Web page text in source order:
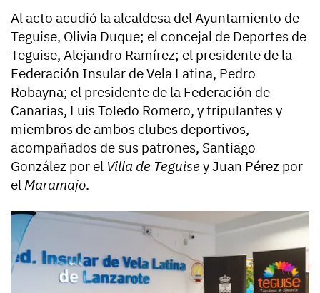
Al acto acudió la alcaldesa del Ayuntamiento de
Teguise, Olivia Duque; el concejal de Deportes de
Teguise, Alejandro Ramírez; el presidente de la
Federación Insular de Vela Latina, Pedro
Robayna; el presidente de la Federación de
Canarias, Luis Toledo Romero, y tripulantes y
miembros de ambos clubes deportivos,
acompañados de sus patrones, Santiago
González por el Villa de Teguisey Juan Pérez por
elMaramajo.